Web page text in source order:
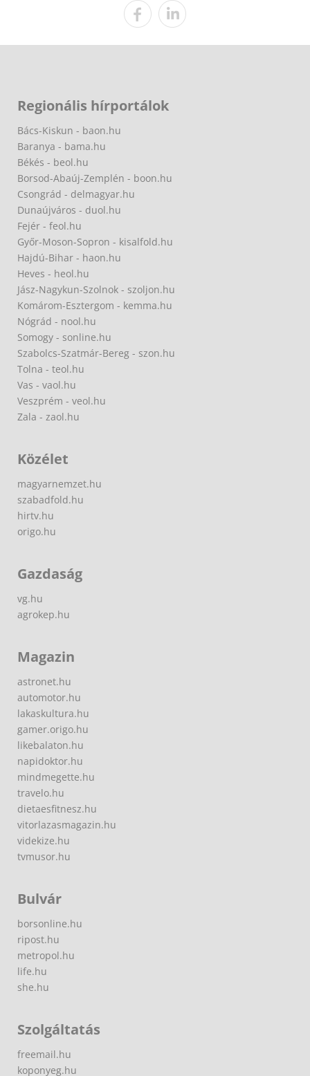
Regionális hírportálok
Bács-Kiskun - baon.hu
Baranya - bama.hu
Békés - beol.hu
Borsod-Abaúj-Zemplén - boon.hu
Csongrád - delmagyar.hu
Dunaújváros - duol.hu
Fejér - feol.hu
Győr-Moson-Sopron - kisalfold.hu
Hajdú-Bihar - haon.hu
Heves - heol.hu
Jász-Nagykun-Szolnok - szoljon.hu
Komárom-Esztergom - kemma.hu
Nógrád - nool.hu
Somogy - sonline.hu
Szabolcs-Szatmár-Bereg - szon.hu
Tolna - teol.hu
Vas - vaol.hu
Veszprém - veol.hu
Zala - zaol.hu
Közélet
magyarnemzet.hu
szabadfold.hu
hirtv.hu
origo.hu
Gazdaság
vg.hu
agrokep.hu
Magazin
astronet.hu
automotor.hu
lakaskultura.hu
gamer.origo.hu
likebalaton.hu
napidoktor.hu
mindmegette.hu
travelo.hu
dietaesfitnesz.hu
vitorlazasmagazin.hu
videkize.hu
tvmusor.hu
Bulvár
borsonline.hu
ripost.hu
metropol.hu
life.hu
she.hu
Szolgáltatás
freemail.hu
koponyeg.hu